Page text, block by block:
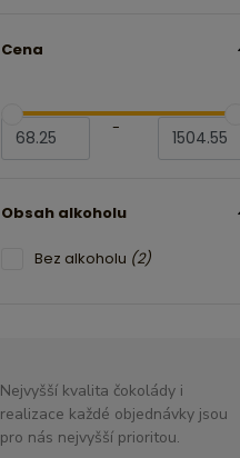
Cena
-
Obsah alkoholu
Bez alkoholu (2)
Nejvyšší kvalita čokolády i
realizace každé objednávky jsou
pro nás nejvyšší prioritou.